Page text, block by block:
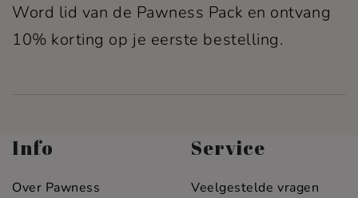
Word lid van de Pawness Pack en ontvang
10% korting op je eerste bestelling.
Info
Over Pawness
Service
Veelgestelde vragen